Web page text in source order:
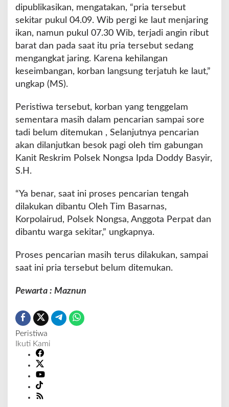
a
t
a
m
n
a
n
s
u
n
l
a
n
dipublikasikan, mengatakan, “pria tersebut
sekitar pukul 04.09. Wib pergi ke laut menjaring
ikan, namun pukul 07.30 Wib, terjadi angin ribut
barat dan pada saat itu pria tersebut sedang
mengangkat jaring. Karena kehilangan
keseimbangan, korban langsung terjatuh ke laut,”
ungkap (MS).
Peristiwa tersebut, korban yang tenggelam
sementara masih dalam pencarian sampai sore
tadi belum ditemukan , Selanjutnya pencarian
akan dilanjutkan besok pagi oleh tim gabungan
Kanit Reskrim Polsek Nongsa Ipda Doddy Basyir,
S.H.
“Ya benar, saat ini proses pencarian tengah
dilakukan dibantu Oleh Tim Basarnas,
Korpolairud, Polsek Nongsa, Anggota Perpat dan
dibantu warga sekitar,” ungkapnya.
Proses pencarian masih terus dilakukan, sampai
saat ini pria tersebut belum ditemukan.
Pewarta : Maznun
Peristiwa
Ikuti Kami